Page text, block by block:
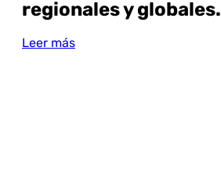
regionales y globales.
Leer más